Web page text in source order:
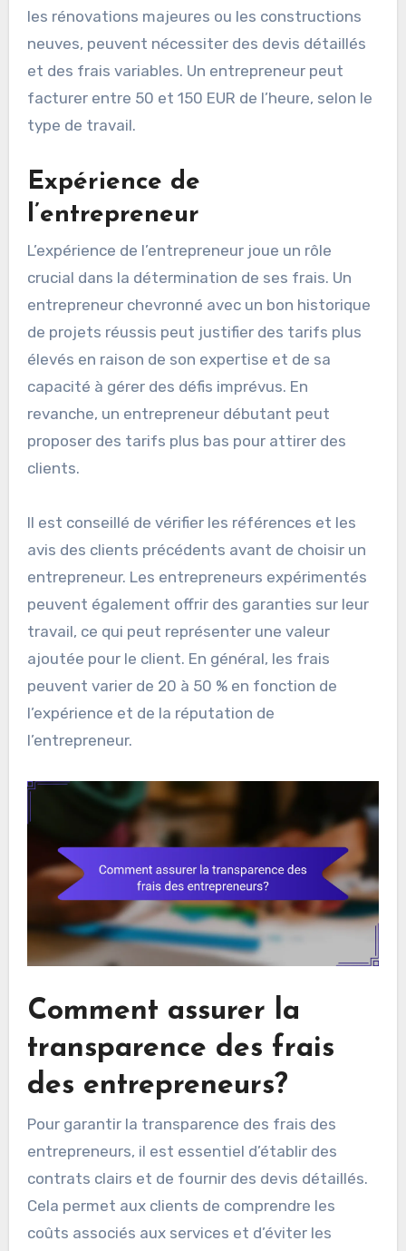
nécessaires.
Il est important de considérer la portée du
projet. Les projets simples, comme la peinture
ou la plomberie, peuvent avoir des frais fixes,
les rénovations majeures ou les constructions
neuves, peuvent nécessiter des devis détaillés
et des frais variables. Un entrepreneur peut
facturer entre 50 et 150 EUR de l’heure, selon le
type de travail.
Expérience de
l’entrepreneur
L’expérience de l’entrepreneur joue un rôle
crucial dans la détermination de ses frais. Un
entrepreneur chevronné avec un bon historique
élevés en raison de son expertise et de sa
capacité à gérer des défis imprévus. En
revanche, un entrepreneur débutant peut
proposer des tarifs plus bas pour attirer des
clients.
Il est conseillé de vérifier les références et les
avis des clients précédents avant de choisir un
entrepreneur. Les entrepreneurs expérimentés
travail, ce qui peut représenter une valeur
ajoutée pour le client. En général, les frais
peuvent varier de 20 à 50 % en fonction de
l’expérience et de la réputation de
l’entrepreneur.
Comment assurer la
transparence des frais
des entrepreneurs?